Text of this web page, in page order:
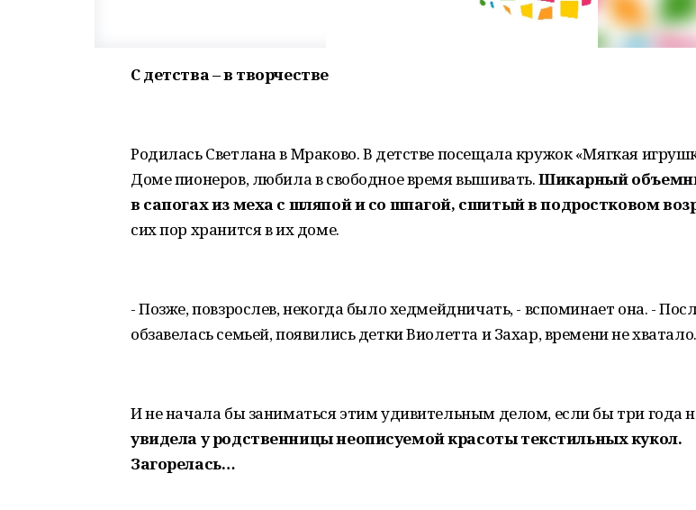
С детства – в творчестве
Родилась Светлана в Мраково. В детстве посещала кружок «Мягкая
Доме пионеров, любила в свободное время вышивать.Шикарный
в сапогах из меха с шляпой и со шпагой, сшитый в подростковом
сих пор хранится в их доме.
- Позже, повзрослев, некогда было хедмейдничать, - вспоминает она. -
обзавелась семьей, появились детки Виолетта и Захар, времени не хватало.
И не начала бы заниматься этим удивительным делом, если бы три года
увидела у родственницы неописуемой красоты текстильных кукол.
Загорелась…